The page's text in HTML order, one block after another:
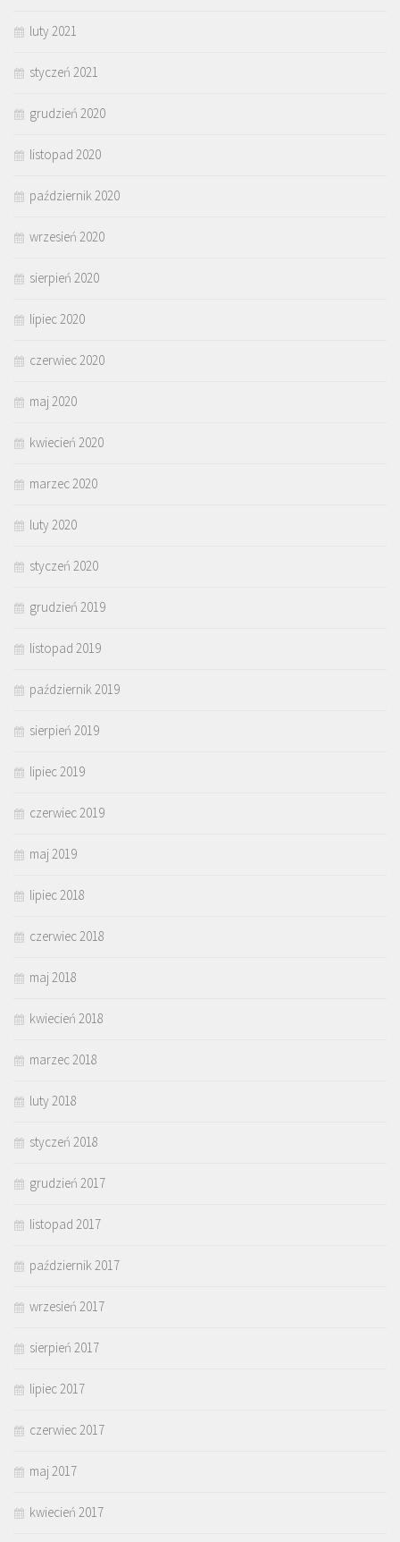
luty 2021
styczeń 2021
grudzień 2020
listopad 2020
październik 2020
wrzesień 2020
sierpień 2020
lipiec 2020
czerwiec 2020
maj 2020
kwiecień 2020
marzec 2020
luty 2020
styczeń 2020
grudzień 2019
listopad 2019
październik 2019
sierpień 2019
lipiec 2019
czerwiec 2019
maj 2019
lipiec 2018
czerwiec 2018
maj 2018
kwiecień 2018
marzec 2018
luty 2018
styczeń 2018
grudzień 2017
listopad 2017
październik 2017
wrzesień 2017
sierpień 2017
lipiec 2017
czerwiec 2017
maj 2017
kwiecień 2017